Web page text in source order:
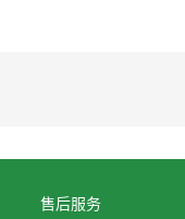
售后服务